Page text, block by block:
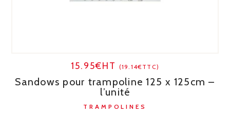
15.95€HT (19.14€TTC)
Sandows pour trampoline 125 x 125cm –
l’unité
TRAMPOLINES